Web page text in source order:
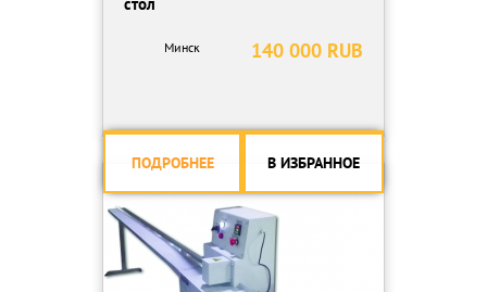
140 000 RUB
Минск
ПОДРОБНЕЕ В ИЗБРАННОЕ